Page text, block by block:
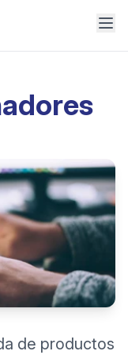
de productos